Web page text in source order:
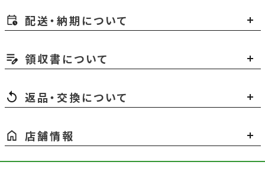
配送・納期について
領収書について
返品・交換について
店舗情報